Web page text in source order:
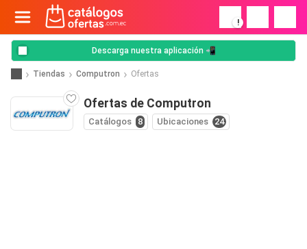
!
Descarga nuestra aplicación 📲
Tiendas Computron Ofertas
Ofertas de Computron
Catálogos 8 Ubicaciones 24